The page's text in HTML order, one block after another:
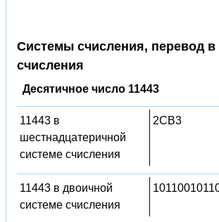
Системы счисления, перевод в
счисления
Десятичное число 11443
11443 в
шестнадцатеричной
системе счисления
2CB3
11443 в двоичной
системе счисления